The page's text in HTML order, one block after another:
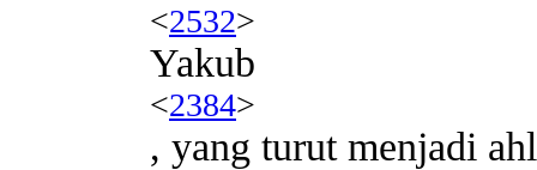
<2532>
Yakub
<2384>
, yang turut menjadi